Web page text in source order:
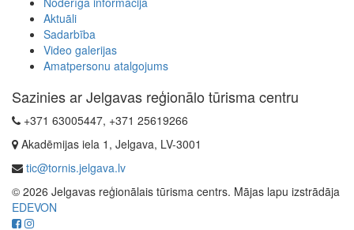
Aktuāli
Sadarbība
Video galerijas
Amatpersonu atalgojums
Sazinies ar Jelgavas reģionālo tūrisma centru
+371 63005447, +371 25619266
Akadēmijas iela 1, Jelgava, LV-3001
tic@tornis.jelgava.lv
© 2026 Jelgavas reģionālais tūrisma centrs. Mājas lapu izstrādāja
EDEVON